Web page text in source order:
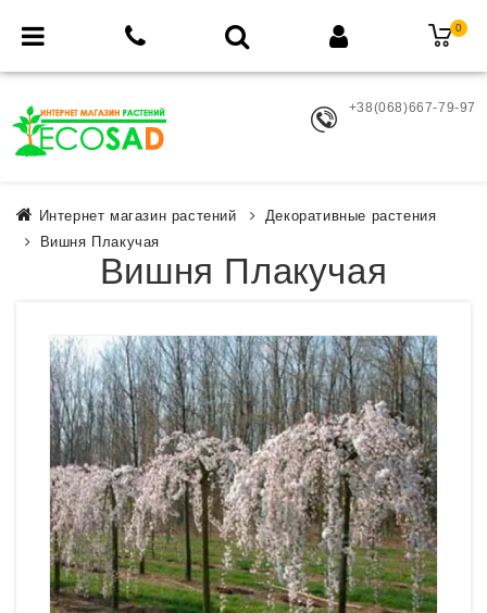
0
+38(068)667-79-97
Интернет магазин растений
Декоративные растения
Вишня Плакучая
Вишня Плакучая